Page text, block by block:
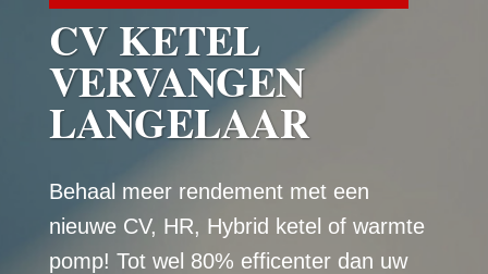
CV KETEL
VERVANGEN
LANGELAAR
Behaal meer rendement met een
nieuwe CV, HR, Hybrid ketel of warmte
pomp! Tot wel 80% efficenter dan uw